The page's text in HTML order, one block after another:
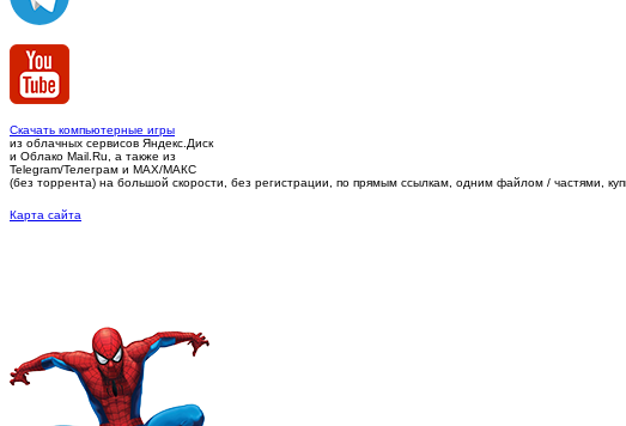
Скачать компьютерные игры
из облачных сервисов Яндекс.Диск
и Облако Mail.Ru, а также из
Telegram/Телеграм и MAX/МАКС
(без торрента) на большой скорости, без регистрации, по прямым ссылкам, одним файлом / частями,
Карта сайта